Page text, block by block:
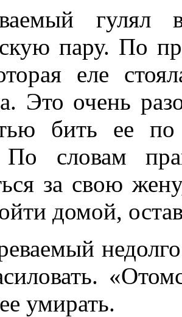
гулял
пару. По
еле
Это очень
бить ее по
По словам
за свою
домой,
умирать.